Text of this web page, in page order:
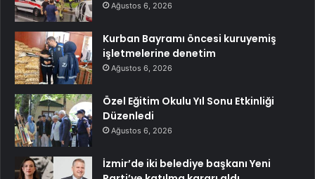
Ağustos 6, 2026
Kurban Bayramı öncesi kuruyemiş
işletmelerine denetim
Ağustos 6, 2026
Özel Eğitim Okulu Yıl Sonu Etkinliği
Düzenledi
Ağustos 6, 2026
İzmir’de iki belediye başkanı Yeni